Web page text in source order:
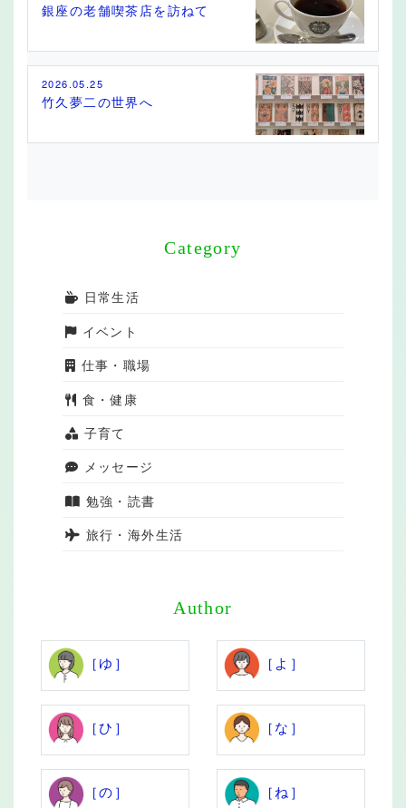
銀座の老舗喫茶店を訪ねて
2026.05.25
竹久夢二の世界へ
Category
日常生活
イベント
仕事・職場
食・健康
子育て
メッセージ
勉強・読書
旅行・海外生活
Author
［ゆ］ ［よ］
［ひ］ ［な］
［の］ ［ね］